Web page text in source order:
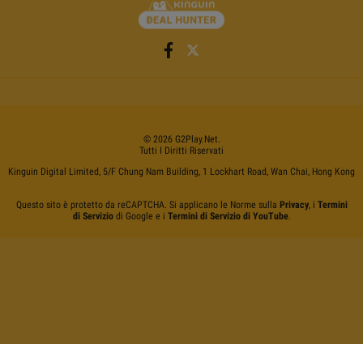
© 2026 G2Play.net.
Tutti I Diritti Riservati
Kinguin Digital Limited, 5/F Chung Nam Building, 1 Lockhart Road, Wan Chai, Hong Kong
Questo sito è protetto da reCAPTCHA. Si applicano le Norme sulla Privacy, i Termini
di Serviziodi Google e i Termini di Servizio di YouTube.